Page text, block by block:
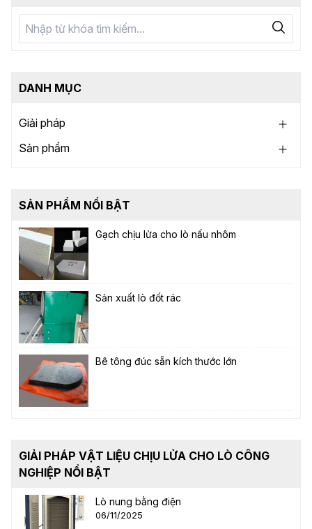
DANH MỤC
Giải pháp
Sản phẩm
SẢN PHẨM NỔI BẬT
Gạch chịu lửa cho lò nấu nhôm
Sản xuất lò đốt rác
Bê tông đúc sẵn kích thước lớn
GIẢI PHÁP VẬT LIỆU CHỊU LỬA CHO LÒ CÔNG
NGHIỆP NỔI BẬT
Lò nung bằng điện
06/11/2025